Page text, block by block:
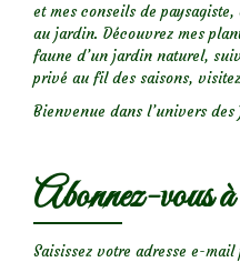
et mes conseils de
au jardin. Découvrez mes
faune d’un jardin naturel,
privé au fil des saisons,
Bienvenue dans l’univers
Abonnez-vous
Saisissez votre adresse e-